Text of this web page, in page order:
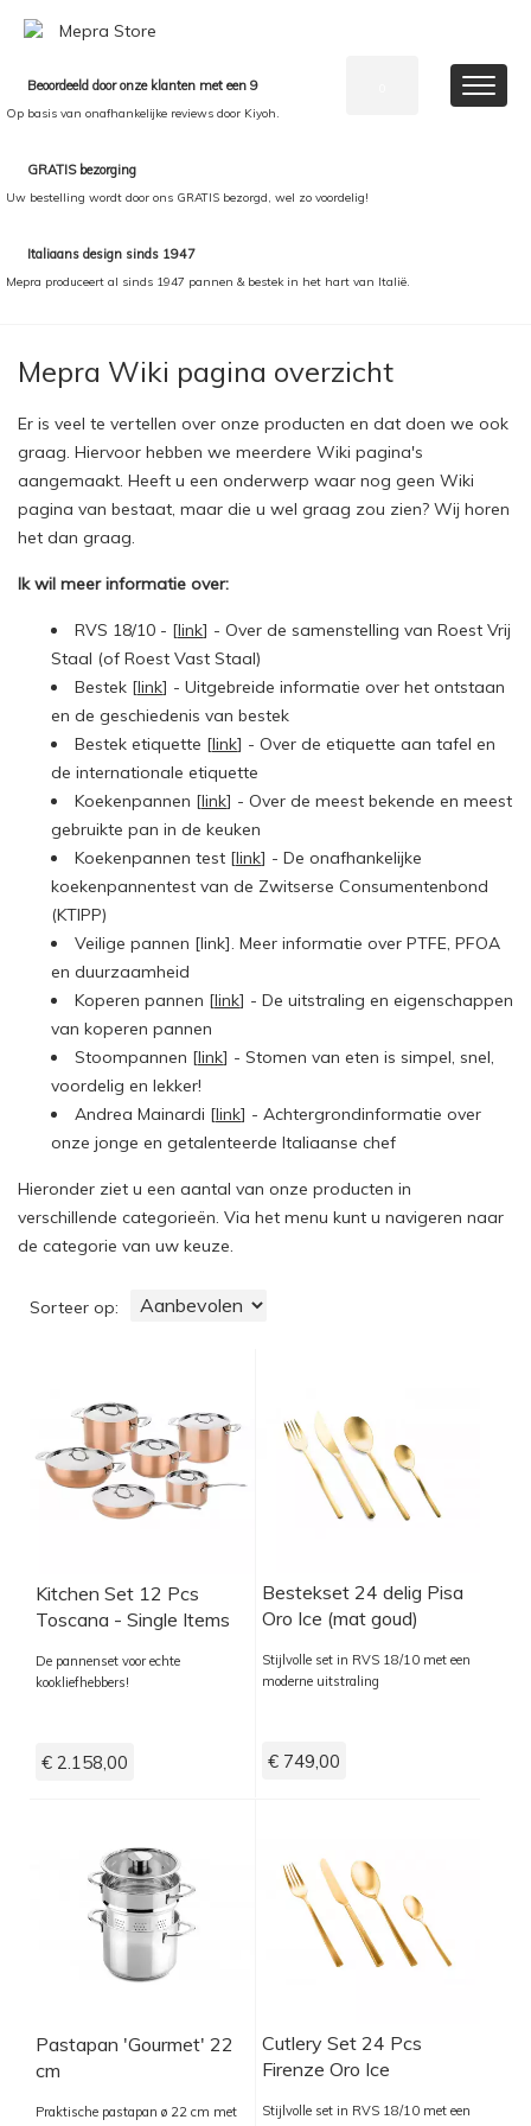
Beoordeeld door onze klanten met een 9
Op basis van onafhankelijke reviews door Kiyoh.
GRATIS bezorging
Uw bestelling wordt door ons GRATIS bezorgd, wel zo voordelig!
Italiaans design sinds 1947
Mepra produceert al sinds 1947 pannen & bestek in het hart van Italië.
Mepra Wiki pagina overzicht
Er is veel te vertellen over onze producten en dat doen we ook
graag. Hiervoor hebben we meerdere Wiki pagina's
aangemaakt. Heeft u een onderwerp waar nog geen Wiki
pagina van bestaat, maar die u wel graag zou zien? Wij horen
het dan graag.
Ik wil meer informatie over:
RVS 18/10 - [link] - Over de samenstelling van Roest Vrij
Staal (of Roest Vast Staal)
Bestek [link] - Uitgebreide informatie over het ontstaan
en de geschiedenis van bestek
Bestek etiquette [link] - Over de etiquette aan tafel en
de internationale etiquette
Koekenpannen [link] - Over de meest bekende en meest
gebruikte pan in de keuken
Koekenpannen test [link] - De onafhankelijke
koekenpannentest van de Zwitserse Consumentenbond
(KTIPP)
Veilige pannen [link]. Meer informatie over PTFE, PFOA
en duurzaamheid
Koperen pannen [link] - De uitstraling en eigenschappen
van koperen pannen
Stoompannen [link] - Stomen van eten is simpel, snel,
voordelig en lekker!
Andrea Mainardi [link] - Achtergrondinformatie over
onze jonge en getalenteerde Italiaanse chef
Hieronder ziet u een aantal van onze producten in
verschillende categorieën. Via het menu kunt u navigeren naar
de categorie van uw keuze.
Sorteer op
Kitchen Set 12 Pcs
Toscana - Single Items
De pannenset voor echte
kookliefhebbers!
€ 2.158,00
Bestekset 24 delig Pisa
Oro Ice (mat goud)
Stijlvolle set in RVS 18/10 met een
moderne uitstraling
€ 749,00
Pastapan 'Gourmet' 22
cm
Praktische pastapan ø 22 cm met
Cutlery Set 24 Pcs
Firenze Oro Ice
Stijlvolle set in RVS 18/10 met een